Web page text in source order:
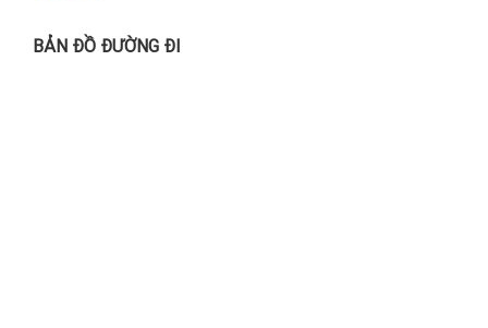
BẢN ĐỒ ĐƯỜNG ĐI